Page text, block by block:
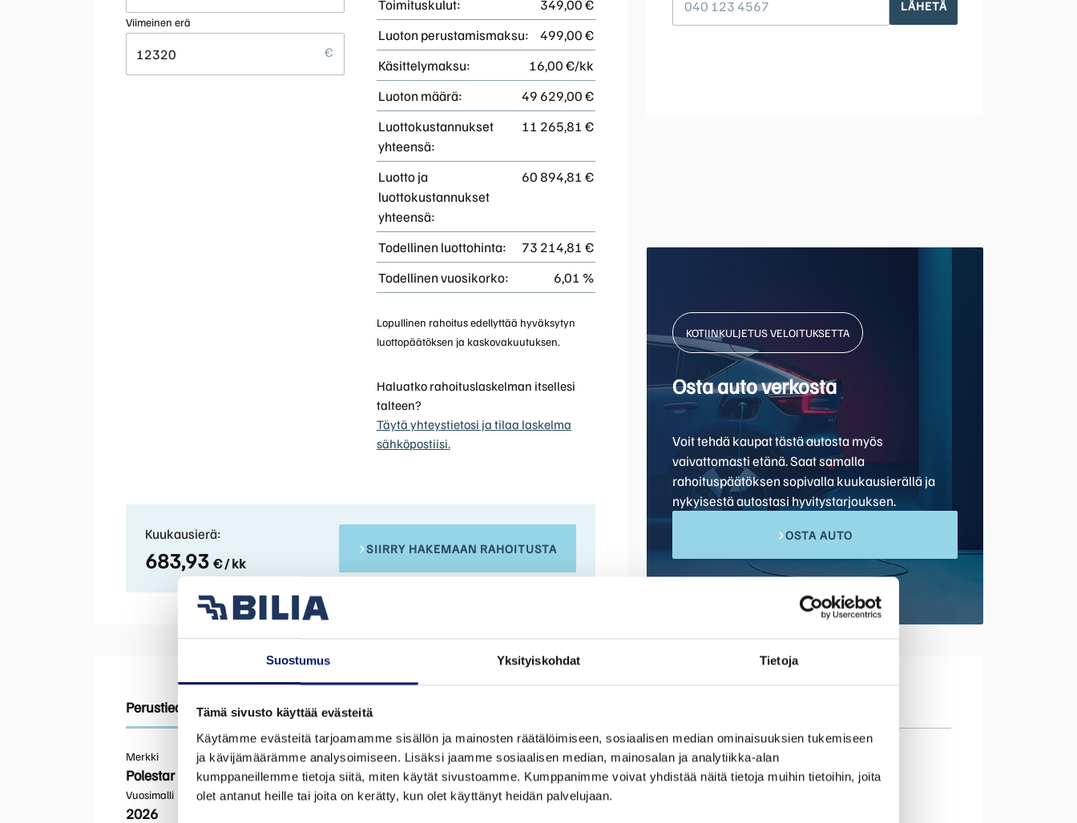
Suostumus Yksityiskohdat Tietoja
Tämä sivusto käyttää evästeitä
Käytämme evästeitä tarjoamamme sisällön ja mainosten räätälöimiseen, sosiaalisen median ominaisuuksien tukemiseen
ja kävijämäärämme analysoimiseen. Lisäksi jaamme sosiaalisen median, mainosalan ja analytiikka-alan
kumppaneillemme tietoja siitä, miten käytät sivustoamme. Kumppanimme voivat yhdistää näitä tietoja muihin tietoihin, joita
olet antanut heille tai joita on kerätty, kun olet käyttänyt heidän palvelujaan.
Viimeinen erä
Toimituskulut:
349,00 €
Luoton perustamismaksu:
499,00 €
Käsittelymaksu:
16,00 €/kk
Luoton määrä:
49 629,00 €
Luottokustannukset
yhteensä:
11 265,81 €
Luotto ja
luottokustannukset
yhteensä:
60 894,81 €
Todellinen luottohinta:
73 214,81 €
Todellinen vuosikorko:
6,01 %
Lopullinen rahoitus edellyttää hyväksytyn
luottopäätöksen ja kaskovakuutuksen.
Haluatko rahoituslaskelman itsellesi
talteen?
Täytä yhteystietosi ja tilaa laskelma
sähköpostiisi.
Kuukausierä:
683,93 € / kk
SIIRRY HAKEMAAN RAHOITUSTA
LÄHETÄ
KOTIINKULJETUS VELOITUKSETTA
Osta auto verkosta
Voit tehdä kaupat tästä autosta myös
vaivattomasti etänä. Saat samalla
rahoituspäätöksen sopivalla kuukausierällä ja
nykyisestä autostasi hyvitystarjouksen.
OSTA AUTO
Perustiedot Tekniset tiedotVarusteet
Merkki
Polestar
Malli
4
Mittarilukema
50 km
Vuosimalli
2026
Korimalli